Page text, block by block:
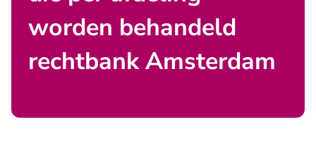
worden behandeld
rechtbank Amsterdam